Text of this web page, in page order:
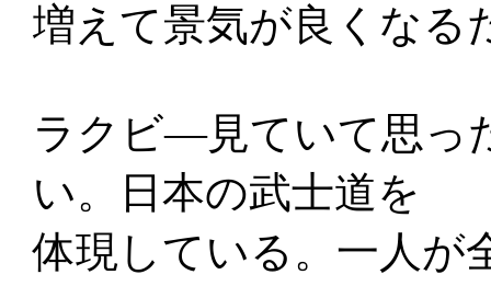
増えて景気が良くなる
ラクビ―見ていて思っ
い。日本の武士道を
体現している。一人が